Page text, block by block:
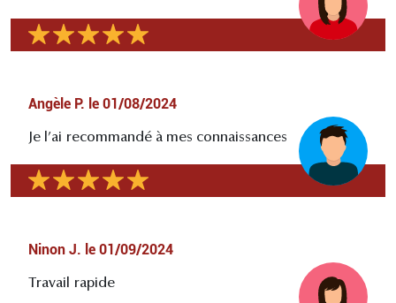
Angèle P. le 01/08/2024
Je l’ai recommandé à mes connaissances
Ninon J. le 01/09/2024
Travail rapide